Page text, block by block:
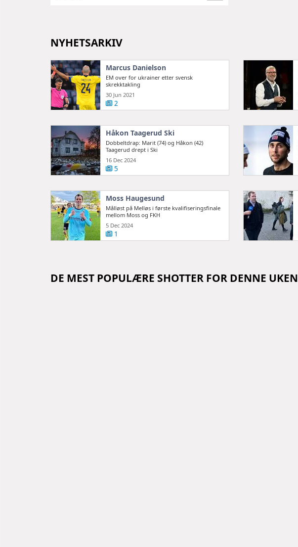
NYHETSARKIV
Marcus Danielson
EM over for ukrainer etter svensk
skrekktakling
30 Jun 2021
2
Håkon Taagerud Ski
Dobbeltdrap: Marit (74) og Håkon (42)
Taagerud drept i Ski
16 Dec 2024
5
Moss Haugesund
Målløst på Melløs i første kvalifiseringsfinale
mellom Moss og FKH
5 Dec 2024
1
DE MEST POPULÆRE SHOTTER FOR DENNE UKEN